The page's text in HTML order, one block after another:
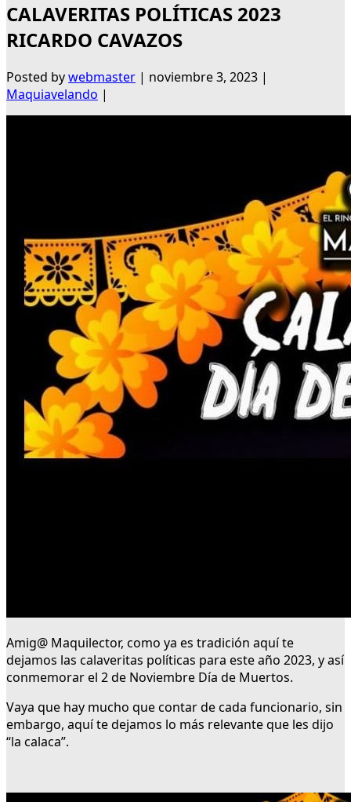
CALAVERITAS POLÍTICAS 2023
RICARDO CAVAZOS
Posted bywebmaster | noviembre 3, 2023 |
Maquiavelando |
Amig@ Maquilector, como ya es tradición aquí te
dejamos las calaveritas políticas para este año 2023, y así
conmemorar el 2 de Noviembre Día de Muertos.
Vaya que hay mucho que contar de cada funcionario, sin
embargo, aquí te dejamos lo más relevante que les dijo
“la calaca”.